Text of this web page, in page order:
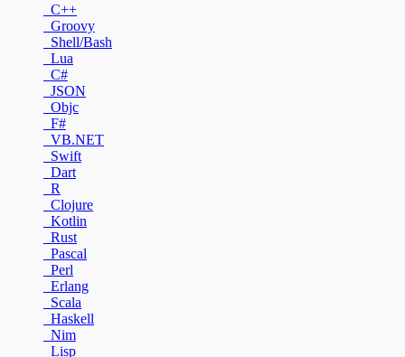
C++
Groovy
Shell/Bash
Lua
C#
JSON
Objc
F#
VB.NET
Swift
Dart
R
Clojure
Kotlin
Rust
Pascal
Perl
Erlang
Scala
Haskell
Nim
Lisp